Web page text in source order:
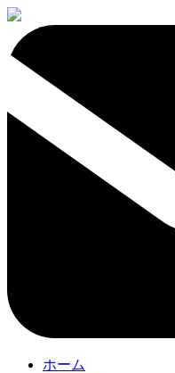
ホーム